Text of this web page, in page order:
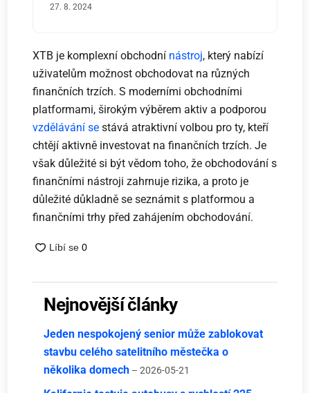
27. 8. 2024
XTB je komplexní obchodní nástroj, který nabízí
uživatelům možnost obchodovat na různých
finančních trzích. S moderními obchodními
platformami, širokým výběrem aktiv a podporou
vzdělávání se stává atraktivní volbou pro ty, kteří
chtějí aktivně investovat na finančních trzích. Je
však důležité si být vědom toho, že obchodování s
finančními nástroji zahrnuje rizika, a proto je
důležité důkladně se seznámit s platformou a
finančními trhy před zahájením obchodování.
Nejnovější články
Jeden nespokojený senior může zablokovat
stavbu celého satelitního městečka o
několika domech – 2026-05-21